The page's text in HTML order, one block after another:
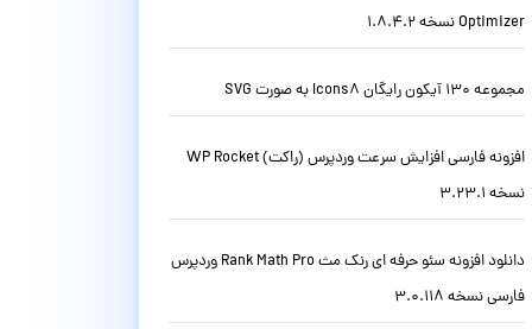
Optimizer نسخه 1.8.4.2
مجموعه 130 آیکون رایگان Icons8 به صورت SVG
افزونه فارسی افزایش سرعت وردپرس (راکت) WP Rocket
نسخه 3.23.1
دانلود افزونه سئو حرفه ای رنک مث Rank Math Pro وردپرس
فارسی نسخه 3.0.118